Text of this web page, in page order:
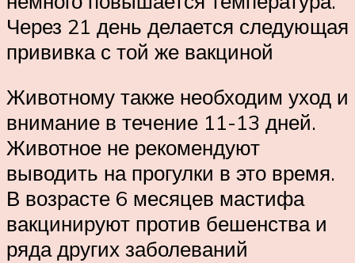
Через 21 день делается следующая
прививка с той же вакциной
Животному также необходим уход и
внимание в течение 11-13 дней.
Животное не рекомендуют
выводить на прогулки в это время.
В возрасте 6 месяцев мастифа
вакцинируют против бешенства и
ряда других заболеваний